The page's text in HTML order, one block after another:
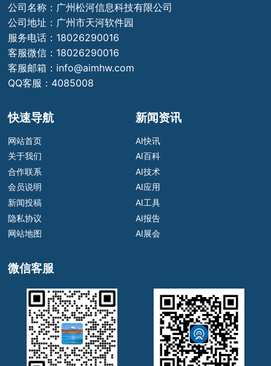
公司名称：广州松河信息科技有限公司
公司地址：广州市天河软件园
服务电话：18026290016
客服微信：18026290016
客服邮箱：info@aimhw.com
QQ客服：4085008
快速导航
网站首页
关于我们
合作联系
会员说明
新闻投稿
隐私协议
网站地图
新闻资讯
AI快讯
AI百科
AI技术
AI应用
AI工具
AI报告
AI展会
微信客服